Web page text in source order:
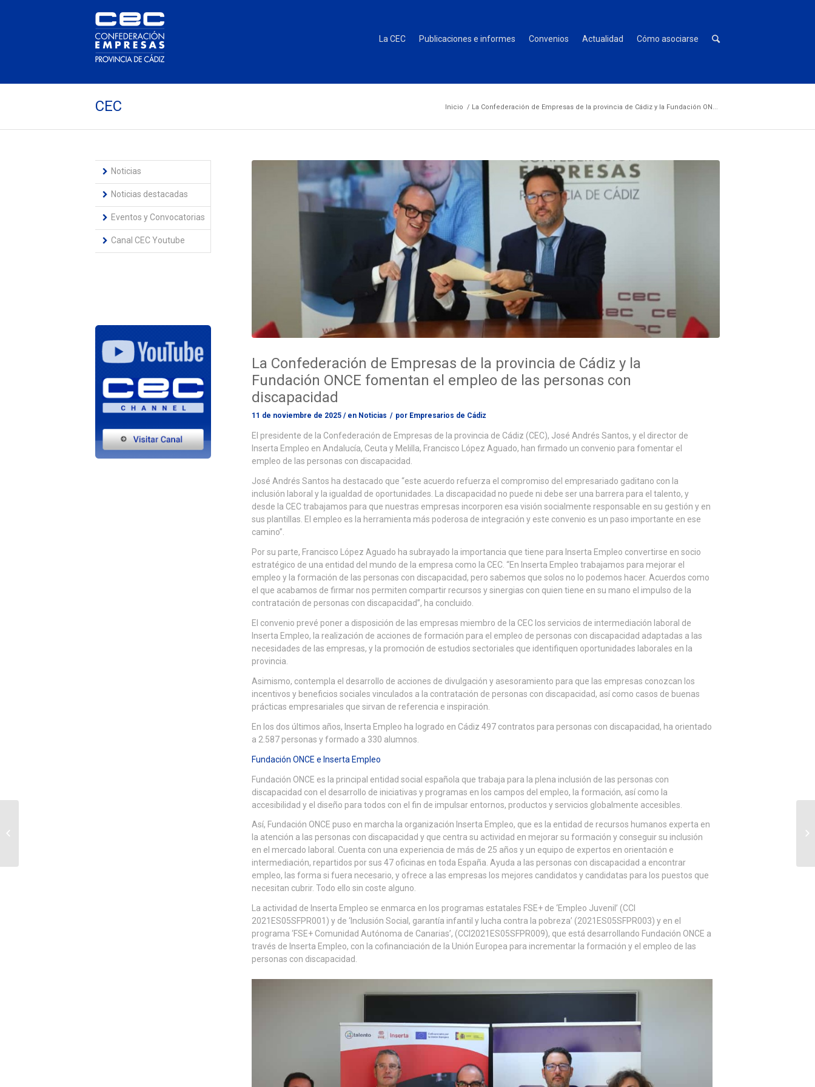
La CEC Publicaciones e informes Convenios Actualidad Cómo asociarse
CEC Inicio / La Confederación de Empresas de la provincia de Cádiz y la Fundación ON...
La Confederación de Empresas de la provincia de Cádiz y la
Fundación ONCE fomentan el empleo de las personas con
discapacidad
11 de noviembre de 2025/ en Noticias / por Empresarios de Cádiz
El presidente de la Confederación de Empresas de la provincia de Cádiz (CEC), José Andrés Santos, y el director de
Inserta Empleo en Andalucía, Ceuta y Melilla, Francisco López Aguado, han firmado un convenio para fomentar el
empleo de las personas con discapacidad.
José Andrés Santos ha destacado que “este acuerdo refuerza el compromiso del empresariado gaditano con la
inclusión laboral y la igualdad de oportunidades. La discapacidad no puede ni debe ser una barrera para el talento, y
desde la CEC trabajamos para que nuestras empresas incorporen esa visión socialmente responsable en su gestión y en
sus plantillas. El empleo es la herramienta más poderosa de integración y este convenio es un paso importante en ese
camino”.
Por su parte, Francisco López Aguado ha subrayado la importancia que tiene para Inserta Empleo convertirse en socio
estratégico de una entidad del mundo de la empresa como la CEC. “En Inserta Empleo trabajamos para mejorar el
empleo y la formación de las personas con discapacidad, pero sabemos que solos no lo podemos hacer. Acuerdos como
el que acabamos de firmar nos permiten compartir recursos y sinergias con quien tiene en su mano el impulso de la
contratación de personas con discapacidad”, ha concluido.
El convenio prevé poner a disposición de las empresas miembro de la CEC los servicios de intermediación laboral de
Inserta Empleo, la realización de acciones de formación para el empleo de personas con discapacidad adaptadas a las
necesidades de las empresas, y la promoción de estudios sectoriales que identifiquen oportunidades laborales en la
provincia.
Asimismo, contempla el desarrollo de acciones de divulgación y asesoramiento para que las empresas conozcan los
incentivos y beneficios sociales vinculados a la contratación de personas con discapacidad, así como casos de buenas
prácticas empresariales que sirvan de referencia e inspiración.
En los dos últimos años, Inserta Empleo ha logrado en Cádiz 497 contratos para personas con discapacidad, ha orientado
a 2.587 personas y formado a 330 alumnos.
Fundación ONCE e Inserta Empleo
Fundación ONCE es la principal entidad social española que trabaja para la plena inclusión de las personas con
discapacidad con el desarrollo de iniciativas y programas en los campos del empleo, la formación, así como la
accesibilidad y el diseño para todos con el fin de impulsar entornos, productos y servicios globalmente accesibles.
Así, Fundación ONCE puso en marcha la organización Inserta Empleo, que es la entidad de recursos humanos experta en
la atención a las personas con discapacidad y que centra su actividad en mejorar su formación y conseguir su inclusión
en el mercado laboral. Cuenta con una experiencia de más de 25 años y un equipo de expertos en orientación e
intermediación, repartidos por sus 47 oficinas en toda España. Ayuda a las personas con discapacidad a encontrar
empleo, las forma si fuera necesario, y ofrece a las empresas los mejores candidatos y candidatas para los puestos que
necesitan cubrir. Todo ello sin coste alguno.
La actividad de Inserta Empleo se enmarca en los programas estatales FSE+ de ‘Empleo Juvenil’ (CCI
2021ES05SFPR001) y de ‘Inclusión Social, garantía infantil y lucha contra la pobreza’ (2021ES05SFPR003) y en el
programa ‘FSE+ Comunidad Autónoma de Canarias’, (CCI2021ES05SFPR009), que está desarrollando Fundación ONCE a
través de Inserta Empleo, con la cofinanciación de la Unión Europea para incrementar la formación y el empleo de las
personas con discapacidad.
Noticias
Noticias destacadas
Eventos y Convocatorias
Canal CEC Youtube